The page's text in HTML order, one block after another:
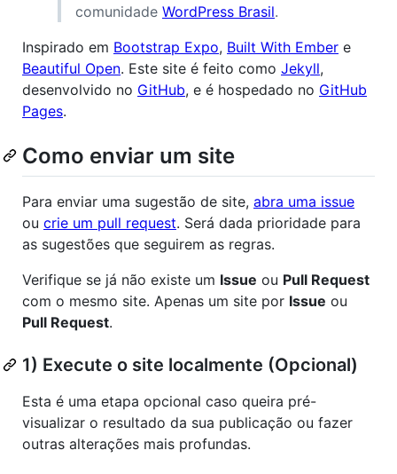
comunidade WordPress Brasil.
Inspirado em Bootstrap Expo, Built With Ember e
Beautiful Open. Este site é feito como Jekyll,
desenvolvido no GitHub, e é hospedado no GitHub
Pages.
Como enviar um site
Para enviar uma sugestão de site, abra uma issue
ou crie um pull request. Será dada prioridade para
as sugestões que seguirem as regras.
Verifique se já não existe um Issue ou Pull Request
com o mesmo site. Apenas um site por Issue ou
Pull Request.
1) Execute o site localmente (Opcional)
Esta é uma etapa opcional caso queira pré-
visualizar o resultado da sua publicação ou fazer
outras alterações mais profundas.